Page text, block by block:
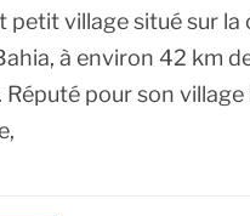
petit village situé sur la
à environ 42 km
Réputé pour son